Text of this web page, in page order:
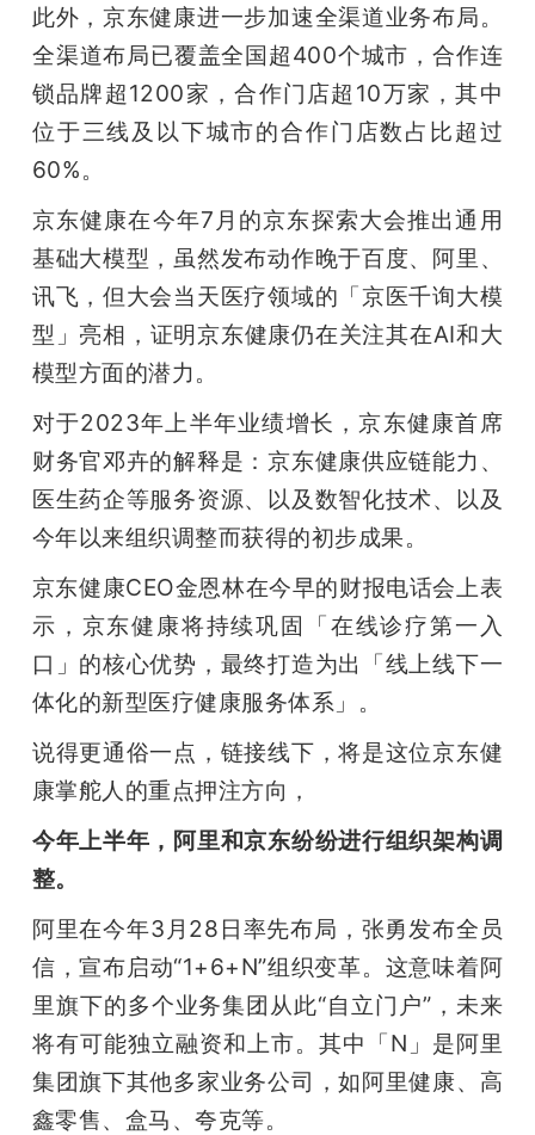
搞
机
此外，京东健康进一步加速全渠道业务布局。
全渠道布局已覆盖全国超400个城市，合作连
锁品牌超1200家，合作门店超10万家，其中
位于三线及以下城市的合作门店数占比超过
60%。
京东健康在今年7月的京东探索大会推出通用
基础大模型，虽然发布动作晚于百度、阿里、
讯飞，但大会当天医疗领域的「京医千询大模
型」亮相，证明京东健康仍在关注其在AI和大
模型方面的潜力。
对于2023年上半年业绩增长，京东健康首席
财务官邓卉的解释是：京东健康供应链能力、
医生药企等服务资源、以及数智化技术、以及
今年以来组织调整而获得的初步成果。
京东健康CEO金恩林在今早的财报电话会上表
示，京东健康将持续巩固「在线诊疗第一入
口」的核心优势，最终打造为出「线上线下一
体化的新型医疗健康服务体系」。
说得更通俗一点，链接线下，将是这位京东健
康掌舵人的重点押注方向，
今年上半年，阿里和京东纷纷进行组织架构调
整。
阿里在今年3月28日率先布局，张勇发布全员
信，宣布启动“1+6+N”组织变革。这意味着阿
里旗下的多个业务集团从此“自立门户”，未来
将有可能独立融资和上市。其中「N」是阿里
集团旗下其他多家业务公司，如阿里健康、高
鑫零售、盒马、夸克等。